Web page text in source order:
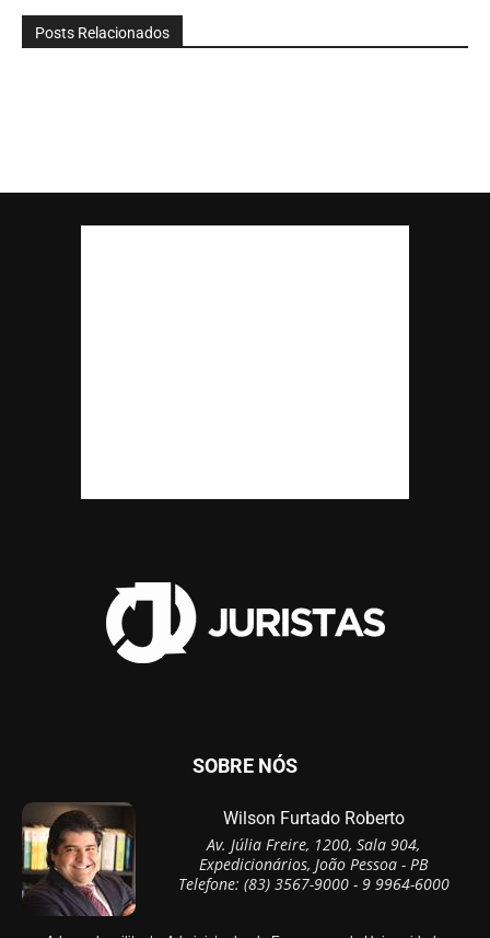
Posts Relacionados
SOBRE NÓS
Wilson Furtado Roberto
Av. Júlia Freire, 1200, Sala 904,
Expedicionários, João Pessoa - PB
Telefone: (83) 3567-9000 - 9 9964-6000